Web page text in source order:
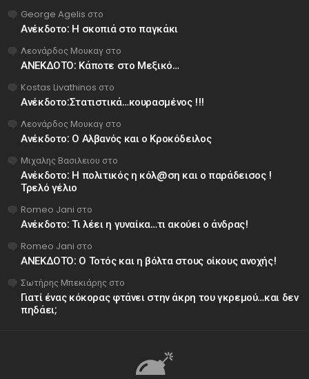
George Agelis στο
Ανέκδοτο: Η σκοπιά στο παγκάκι
Λεονάρδος Μουκαγ στο
ΑΝΕΚΔΟΤΟ: Κάποτε στο Μεξικό…
Kostas Livathinos στο
Ανέκδοτο:Στατιστικά…κουρασμένος !!!
Λεονάρδος Μουκαγ στο
Ανέκδοτο: Ο Αλβανός και ο Κροκόδειλος
Μιχαλης Βασιλειου στο
Ανέκδοτο: Η πολιτικός η κόλ@ση και ο παράδεισος !
Τρελό γέλιο
Romeo Jani στο
Ανέκδοτο: Τι λέει η γυναίκα…τι ακούει ο άνδρας!
Romeo Jani στο
ΑΝΕΚΔΟΤΟ: Ο Τοτός και η βόλτα στους οίκους ανοχής!
Σωτήρης Μπεκιάρης στο
Γιατί ένας κόκορας φτάνει στην άκρη του γκρεμού…και δεν
πηδάει;